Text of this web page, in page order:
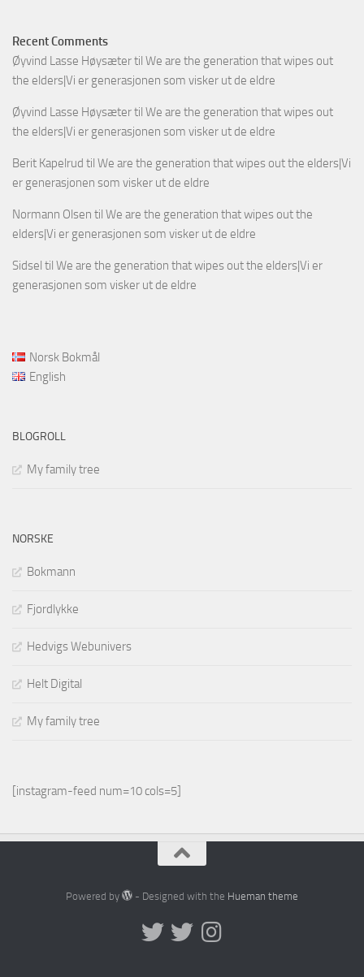
Recent Comments
Øyvind Lasse Høysætertil We are the generation that wipes out
the elders|Vi er generasjonen som visker ut de eldre
Øyvind Lasse Høysætertil We are the generation that wipes out
the elders|Vi er generasjonen som visker ut de eldre
Berit Kapelrud til We are the generation that wipes out the elders|Vi
er generasjonen som visker ut de eldre
Normann Olsen til We are the generation that wipes out the
elders|Vi er generasjonen som visker ut de eldre
Sidsel til We are the generation that wipes out the elders|Vi er
generasjonen som visker ut de eldre
Norsk Bokmål
English
BLOGROLL
My family tree
NORSKE
Bokmann
Fjordlykke
Hedvigs Webunivers
Helt Digital
My family tree
[instagram-feed num=10 cols=5]
Powered by - Designed with the Hueman theme